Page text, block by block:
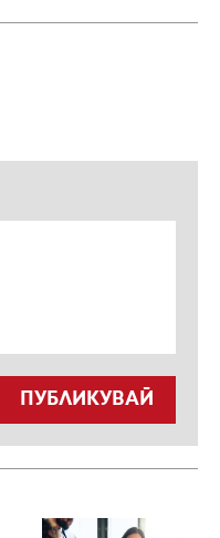
ПУБЛИКУВАЙ